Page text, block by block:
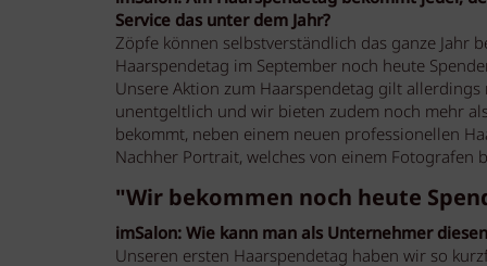
Service das unter dem Jahr?
Zöpfe können selbstverständlich das ganze Jahr
Haarspendetag im September noch heute
Unsere Aktion zum Haarspendetag gilt
unentgeltlich und wir bieten zudem noch mehr
bekommt, neben einem neuen professionellen
Nachher Portrait, welches von einem Fotografen
"Wir bekommen noch heute
imSalon: Wie kann man als Unternehmer
Unseren ersten Haarspendetag haben wir so